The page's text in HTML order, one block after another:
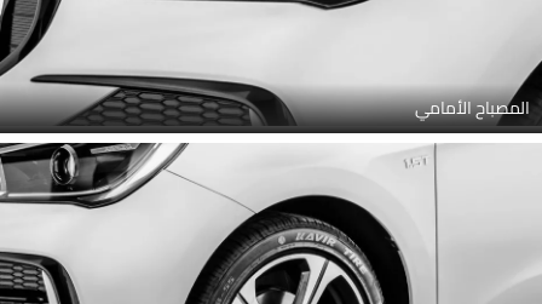
المصباح الأمامي